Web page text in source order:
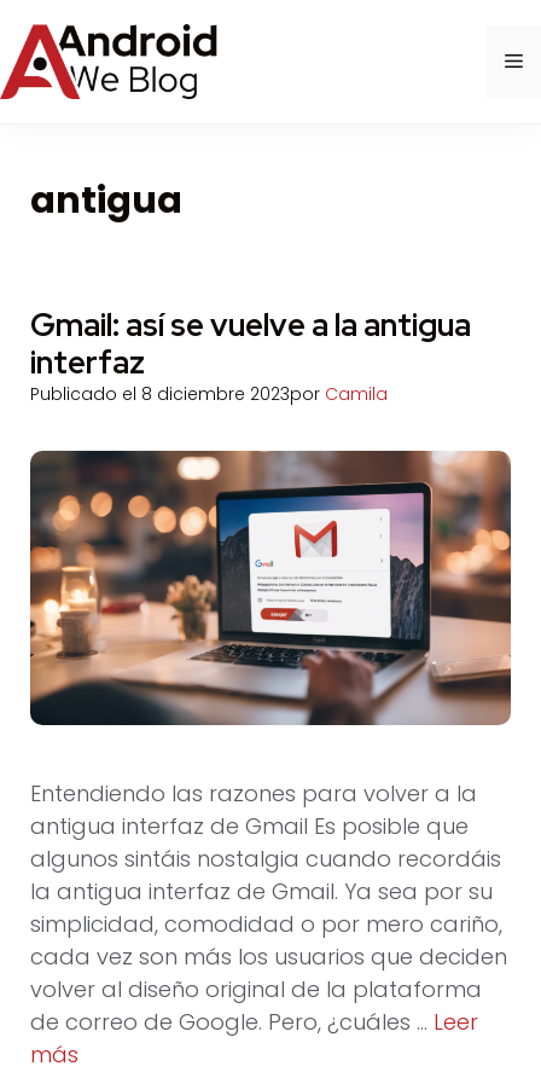
al
contenido
antigua
Gmail: así se vuelve a la antigua
interfaz
Publicado el 8 diciembre 2023por Camila
Entendiendo las razones para volver a la
antigua interfaz de Gmail Es posible que
algunos sintáis nostalgia cuando recordáis
la antigua interfaz de Gmail. Ya sea por su
simplicidad, comodidad o por mero cariño,
cada vez son más los usuarios que deciden
volver al diseño original de la plataforma
de correo de Google. Pero, ¿cuáles … Leer
más